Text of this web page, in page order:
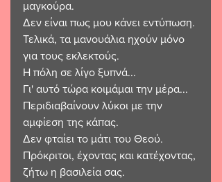
μαγκούρα.
Δεν είναι πως μου κάνει εντύπωση.
Τελικά, τα μανουάλια ηχούν μόνο
για τους εκλεκτούς.
Η πόλη σε λίγο ξυπνά...
Γι' αυτό τώρα κοιμάμαι την μέρα...
Περιδιαβαίνουν λύκοι με την
αμφίεση της κάπας.
Δεν φταίει το μάτι του Θεού.
Πρόκριτοι, έχοντας και κατέχοντας,
ζήτω η βασιλεία σας.